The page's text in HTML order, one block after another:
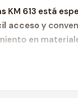
KM 613 está
accesoy
en